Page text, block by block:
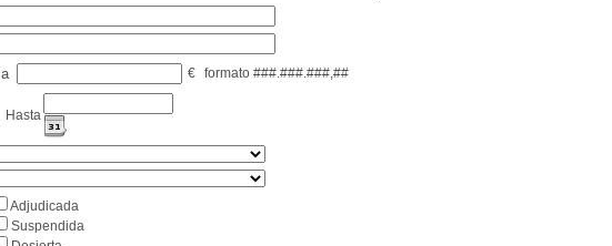
a € formato ###.###.###,##
Hasta
Adjudicada
Suspendida